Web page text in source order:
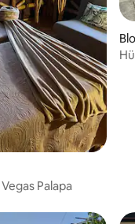
5, 100 Bewertungen
Palapa